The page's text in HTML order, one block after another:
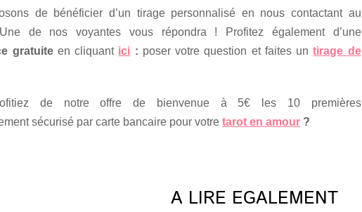
de bénéficier d’un tirage personnalisé en nous contactant au
de nos voyantes vous répondra ! Profitez également d’une
gratuite en cliquant ici : poser votre question et faites untirage de
de notre offre de bienvenue à 5€ les 10 premières
sécurisé par carte bancaire pour votre tarot en amour ?
A LIRE EGALEMENT